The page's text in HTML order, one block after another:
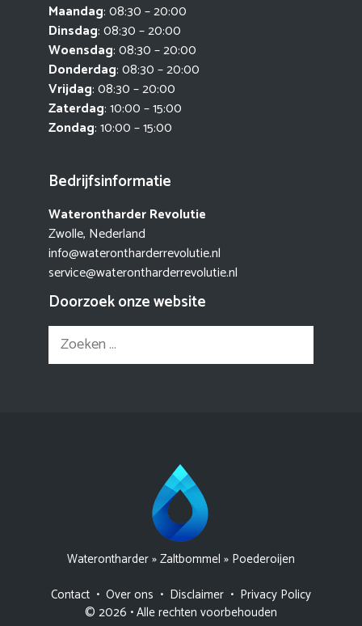
Maandag: 08:30 – 20:00
Dinsdag: 08:30 – 20:00
Woensdag: 08:30 – 20:00
Donderdag: 08:30 – 20:00
Vrijdag: 08:30 – 20:00
Zaterdag: 10:00 – 15:00
Zondag: 10:00 – 15:00
Bedrijfsinformatie
Waterontharder Revolutie
Zwolle, Nederland
info@waterontharderrevolutie.nl
service@waterontharderrevolutie.nl
Doorzoek onze website
Zoek
naar:
Waterontharder»Zaltbommel » Poederoijen
Contact • Over ons • Disclaimer • Privacy Policy
© 2026 • Alle rechten voorbehouden